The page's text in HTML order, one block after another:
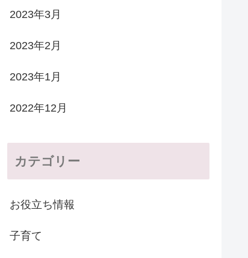
2023年3月
2023年2月
2023年1月
2022年12月
カテゴリー
お役立ち情報
子育て